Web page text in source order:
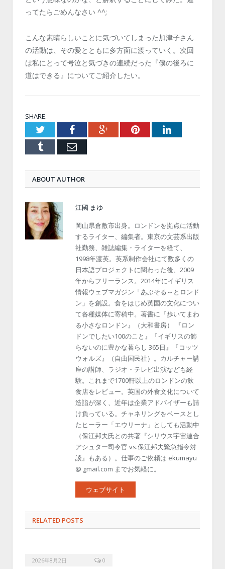
ってたらごめんなさい ^^;
こんな素晴らしいことに気づいてしまった加津子さん
の活動は、その愛とともに多方面に渡っていく。次回
は私にとって号泣と気づきの連続だった『僕の後ろに
道はできる』についてご紹介したい。
SHARE.
TwitterFacebookGoogle+PinterestLinkedIn
Tumblr Email
ABOUT AUTHOR
江國 まゆ
岡山県倉敷市出身。ロンドンを拠点に活動
するライター、編集者。東京の文芸系出版
社勤務、雑誌編集・ライターを経て、
1998年渡英。英系制作会社にて数多くの
日本語プロジェクトに関わった後、2009
年からフリーランス。2014年にイギリス
情報ウェブマガジン「あぶそる～とロンド
ン」を創設。食をはじめ英国の文化につい
て各種媒体に寄稿中。著書に『歩いてまわ
る小さなロンドン』（大和書房） 『ロン
ドンでしたい100のこと』『イギリスの飾
らないのに豊かな暮らし 365日』『コッツ
ウォルズ』（自由国民社）。カルチャー講
座の講師、ラジオ・テレビ出演なども経
験。これまで1700軒以上のロンドンの飲
食店をレビュー。英国の外食文化について
造詣が深く、近年は企業アドバイザーも請
け負っている。チャネリングをベースとし
たヒーラー「エウリーナ」としても活動中
（保江邦夫氏との共著『シリウス宇宙連合
アシュター司令官 vs.保江邦夫緊急指令対
談』もある）。仕事のご依頼は ekumayu
@ gmail.com までお気軽に。
ウェブサイト
RELATED POSTS
2026年8月2日 0